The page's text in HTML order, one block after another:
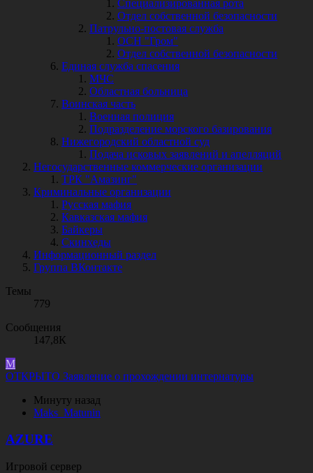
Специализированная рота
Отдел собственной безопасности
Патрульно-постовая служба
ОСН "Гром"
Отдел собственной безопасности
Единая служба спасения
МЧС
Областная больница
Воинская часть
Военная полиция
Подразделение морского базирования
Нижегородский областной суд
Подача исковых заявлений и апелляций
Негосударственные коммерческие организации
ТРК "Амазинг"
Криминальные организации
Русская мафия
Кавказская мафия
Байкеры
Скинхеды
Информационный раздел
Группа ВКонтакте
Темы
779
Сообщения
147,8К
M
ОТКРЫТО Заявление о прохождении интернатуры
Минуту назад
Maks Matunin
AZURE
Игровой сервер